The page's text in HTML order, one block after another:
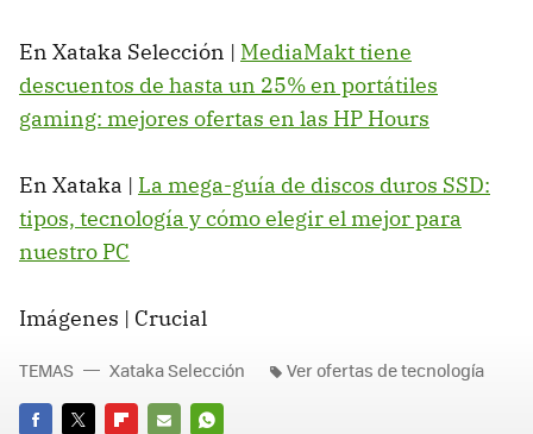
En Xataka Selección | MediaMakt tiene
descuentos de hasta un 25% en portátiles
gaming: mejores ofertas en las HP Hours
En Xataka | La mega-guía de discos duros SSD:
tipos, tecnología y cómo elegir el mejor para
nuestro PC
Imágenes | Crucial
TEMAS Xataka Selección Ver ofertas de tecnología